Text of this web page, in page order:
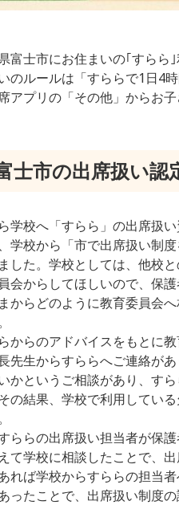
富士市にお住まいの｢すら
のルールは「すららで1日4
アプリの「その他」からお
士市の出席扱い認
学校へ「すらら」の出席扱
学校から「市で出席扱い制
した。学校としては、他校
会からしてほしいので、保
からどのように教育委員会
からのアドバイスをもとに
先生からすららへご連絡が
かというご相談があり、す
の結果、学校で利用してい
ららの出席扱い担当者が保
て学校に相談したことで、
れば学校からすららの担当
ったことで、出席扱い制度の